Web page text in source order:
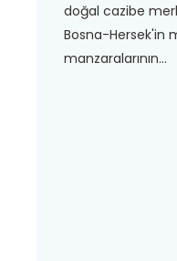
doğal cazibe
Bosna-Hersek'in
manzaralarının...